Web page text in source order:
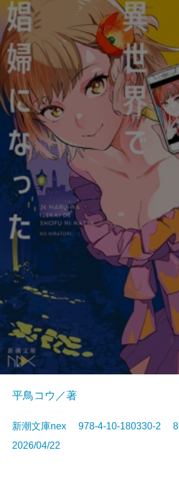
平鳥コウ／著
新潮文庫nex 978-4-10-180330-2
2026/04/22